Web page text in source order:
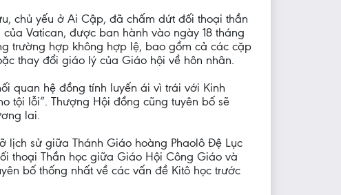
chủ yếu ở Ai Cập, đã chấm dứt đối thoại thần
Vatican, được ban hành vào ngày 18 tháng
trường hợp không hợp lệ, bao gồm cả các cặp
thay đổi giáo lý của Giáo hội về hôn nhân.
quan hệ đồng tính luyến ái vì trái với Kinh
tội lỗi”. Thượng Hội đồng cũng tuyên bố sẽ
lai.
sử giữa Thánh Giáo hoàng Phaolô Đệ Lục
thoại Thần học giữa Giáo Hội Công Giáo và
bố thống nhất về các vấn đề Kitô học trước